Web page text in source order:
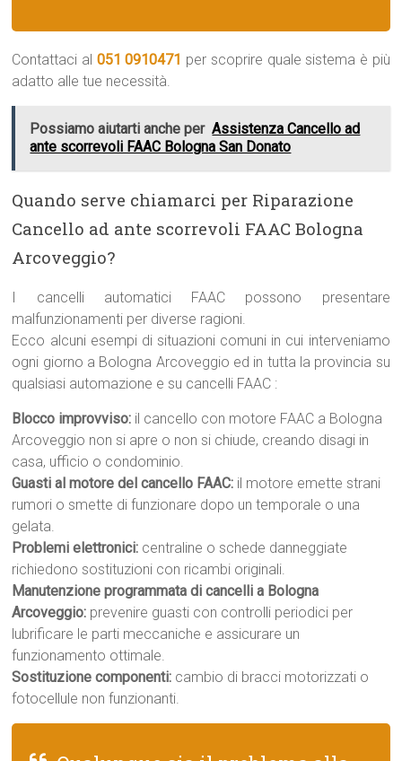
Contattaci al 051 0910471 per scoprire quale sistema è più
adatto alle tue necessità.
Possiamo aiutarti anche per Assistenza Cancello ad
ante scorrevoli FAAC Bologna San Donato
Quando serve chiamarci per Riparazione
Cancello ad ante scorrevoli FAAC Bologna
Arcoveggio?
I cancelli automatici FAAC possono presentare
malfunzionamenti per diverse ragioni.
Ecco alcuni esempi di situazioni comuni in cui interveniamo
ogni giorno a Bologna Arcoveggio ed in tutta la provincia su
qualsiasi automazione e su cancelli FAAC :
Blocco improvviso: il cancello con motore FAAC a Bologna
Arcoveggio non si apre o non si chiude, creando disagi in
casa, ufficio o condominio.
Guasti al motore del cancello FAAC: il motore emette strani
rumori o smette di funzionare dopo un temporale o una
gelata.
Problemi elettronici: centraline o schede danneggiate
richiedono sostituzioni con ricambi originali.
Manutenzione programmata di cancelli a Bologna
Arcoveggio: prevenire guasti con controlli periodici per
lubrificare le parti meccaniche e assicurare un
funzionamento ottimale.
Sostituzione componenti: cambio di bracci motorizzati o
fotocellule non funzionanti.